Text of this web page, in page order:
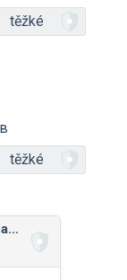
těžké
těžké
Від’ємні підкореневі вирази